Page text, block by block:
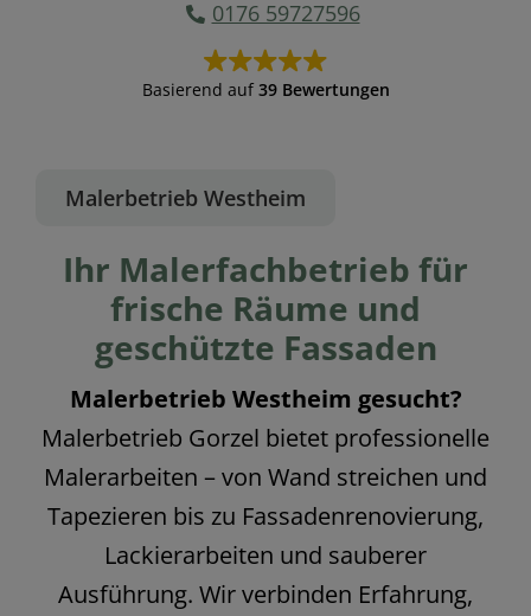
Malerbetrieb Westheim
Ihr Malerfachbetrieb für
frische Räume und
geschützte Fassaden
Malerbetrieb Westheim gesucht?
Malerbetrieb Gorzel bietet professionelle
Malerarbeiten – von Wand streichen und
Tapezieren bis zu Fassadenrenovierung,
Lackierarbeiten und sauberer
Ausführung. Wir verbinden Erfahrung,
0176 59727596
Basierend auf 39 Bewertungen